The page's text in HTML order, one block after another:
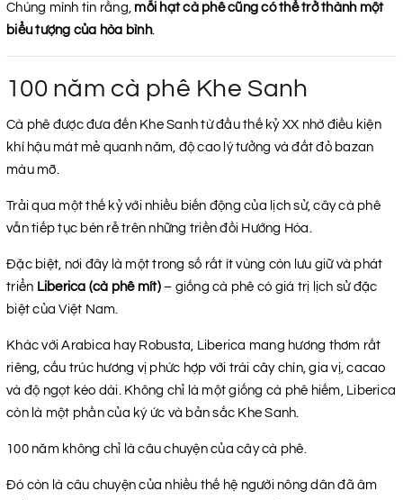
Chúng mình tin rằng, mỗi hạt cà phê cũng có thể trở thành một
biểu tượng của hòa bình.
100 năm cà phê Khe Sanh
Cà phê được đưa đến Khe Sanh từ đầu thế kỷ XX nhờ điều kiện
khí hậu mát mẻ quanh năm, độ cao lý tưởng và đất đỏ bazan
màu mỡ.
Trải qua một thế kỷ với nhiều biến động của lịch sử, cây cà phê
vẫn tiếp tục bén rễ trên những triền đồi Hướng Hóa.
Đặc biệt, nơi đây là một trong số rất ít vùng còn lưu giữ và phát
triển Liberica (cà phê mít)– giống cà phê có giá trị lịch sử đặc
biệt của Việt Nam.
Khác với Arabica hay Robusta, Liberica mang hương thơm rất
riêng, cấu trúc hương vị phức hợp với trái cây chín, gia vị, cacao
và độ ngọt kéo dài. Không chỉ là một giống cà phê hiếm, Liberica
còn là một phần của ký ức và bản sắc Khe Sanh.
100 năm không chỉ là câu chuyện của cây cà phê.
Đó còn là câu chuyện của nhiều thế hệ người nông dân đã âm